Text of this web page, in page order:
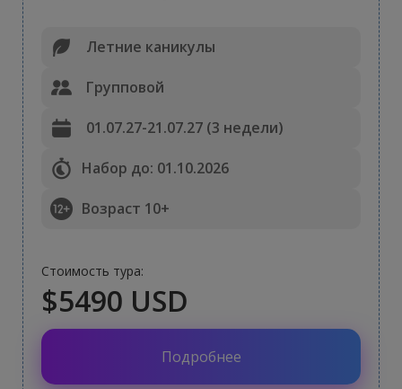
Летние каникулы
Групповой
01.07.27-21.07.27 (3 недели)
Набор до: 01.10.2026
Возраст 10+
Стоимость тура:
$5490 USD
Подробнее